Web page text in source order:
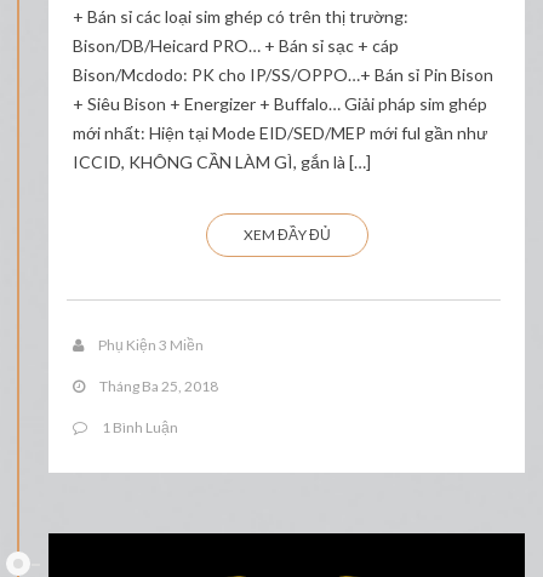
+ Bán sỉ các loại sim ghép có trên thị trường:
Bison/DB/Heicard PRO… + Bán sỉ sạc + cáp
Bison/Mcdodo: PK cho IP/SS/OPPO…+ Bán sỉ Pin Bison
+ Siêu Bison + Energizer + Buffalo… Giải pháp sim ghép
mới nhất: Hiện tại Mode EID/SED/MEP mới ful gần như
ICCID, KHÔNG CẦN LÀM GÌ, gắn là […]
XEM ĐẦY ĐỦ
Phụ Kiện 3 Miền
Tháng Ba 25, 2018
1 Bình Luận